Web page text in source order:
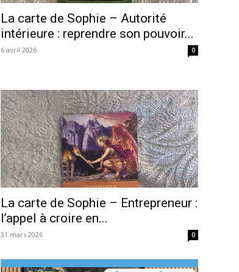
La carte de Sophie – Autorité
intérieure : reprendre son pouvoir...
6 avril 2026 0
La carte de Sophie – Entrepreneur :
l’appel à croire en...
31 mars 2026 0